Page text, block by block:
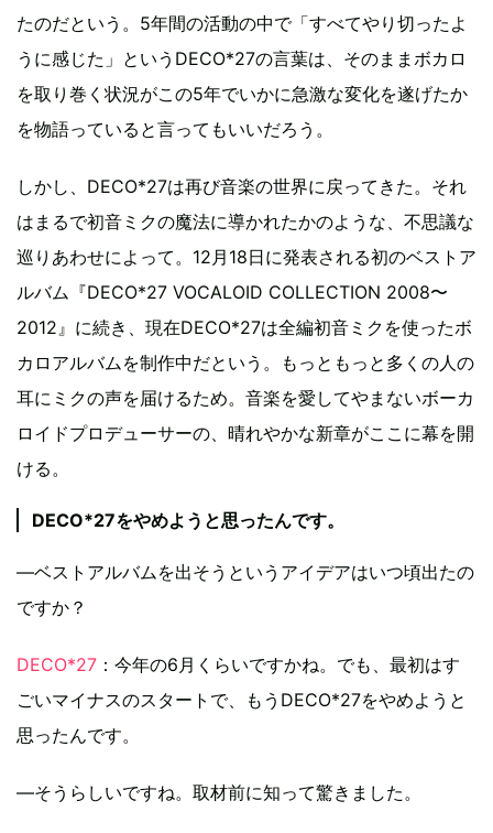
たのだという。5年間の活動の中で「すべてやり切ったよ
うに感じた」というDECO*27の言葉は、そのままボカロ
を取り巻く状況がこの5年でいかに急激な変化を遂げたか
を物語っていると言ってもいいだろう。
しかし、DECO*27は再び音楽の世界に戻ってきた。それ
はまるで初音ミクの魔法に導かれたかのような、不思議な
巡りあわせによって。12月18日に発表される初のベストア
ルバム『DECO*27 VOCALOID COLLECTION 2008〜
2012』に続き、現在DECO*27は全編初音ミクを使ったボ
カロアルバムを制作中だという。もっともっと多くの人の
耳にミクの声を届けるため。音楽を愛してやまないボーカ
ロイドプロデューサーの、晴れやかな新章がここに幕を開
ける。
DECO*27をやめようと思ったんです。
―ベストアルバムを出そうというアイデアはいつ頃出たの
ですか？
DECO*27 ：今年の6月くらいですかね。でも、最初はす
ごいマイナスのスタートで、もうDECO*27をやめようと
思ったんです。
―そうらしいですね。取材前に知って驚きました。